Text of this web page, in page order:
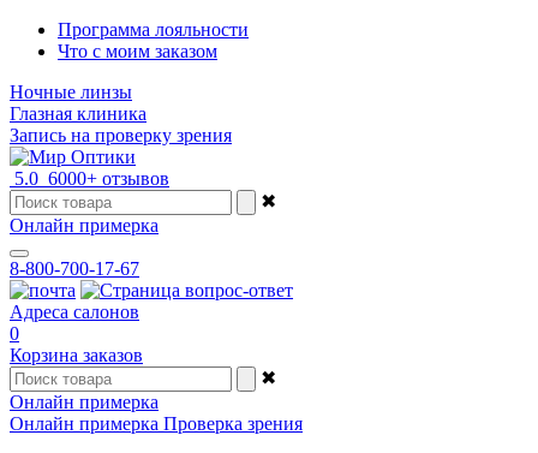
Программа лояльности
Что с моим заказом
Ночные линзы
Глазная клиника
Запись на проверку зрения
5.0 6000+ отзывов
✖
Онлайн примерка
8-800-700-17-67
Адреса салонов
0
Корзина заказов
✖
Онлайн примерка
Онлайн примерка Проверка зрения